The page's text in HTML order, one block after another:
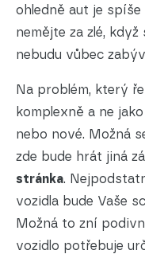
ohledně aut je
nemějte za zlé,
nebudu vůbec
Na problém, který
komplexně a ne
nebo nové. Možná
zde bude hrát jiná
stránka.
vozidla bude Vaše
Možná to zní
vozidlo potřebuje